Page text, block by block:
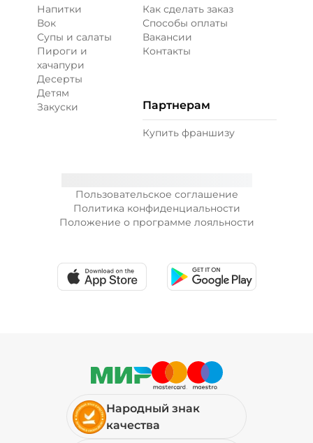
Пользовательское соглашение
Политика конфиденциальности
Положение о программе лояльности
Напитки
Вок
Супы и салаты
Пироги и
хачапури
Десерты
Детям
Закуски
Как сделать заказ
Способы оплаты
Вакансии
Контакты
Партнерам
Купить франшизу
Народный знак
качества